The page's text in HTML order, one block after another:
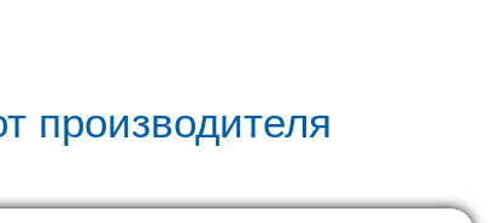
производителя